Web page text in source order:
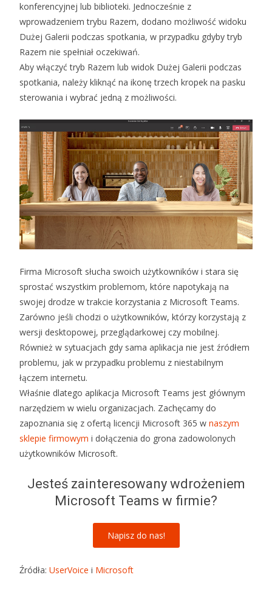
konferencyjnej lub biblioteki. Jednocześnie z
wprowadzeniem trybu Razem, dodano możliwość widoku
Dużej Galerii podczas spotkania, w przypadku gdyby tryb
Razem nie spełniał oczekiwań.
Aby włączyć tryb Razem lub widok Dużej Galerii podczas
spotkania, należy kliknąć na ikonę trzech kropek na pasku
sterowania i wybrać jedną z możliwości.
Firma Microsoft słucha swoich użytkowników i stara się
sprostać wszystkim problemom, które napotykają na
swojej drodze w trakcie korzystania z Microsoft Teams.
Zarówno jeśli chodzi o użytkowników, którzy korzystają z
wersji desktopowej, przeglądarkowej czy mobilnej.
Również w sytuacjach gdy sama aplikacja nie jest źródłem
problemu, jak w przypadku problemu z niestabilnym
łączem internetu.
Właśnie dlatego aplikacja Microsoft Teams jest głównym
narzędziem w wielu organizacjach. Zachęcamy do
zapoznania się z ofertą licencji Microsoft 365 w naszym
sklepie firmowym i dołączenia do grona zadowolonych
użytkowników Microsoft.
Jesteś zainteresowany wdrożeniem
Microsoft Teams w firmie?
Napisz do nas!
Źródła: UserVoice i Microsoft